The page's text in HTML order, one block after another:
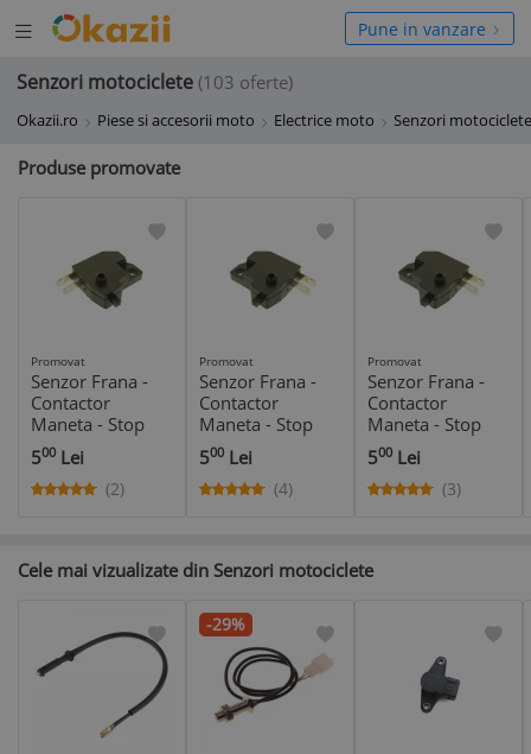
Deschide
meniul
Pune in vanzare
Senzori motociclete (103 oferte)
Okazii.ro Piese si accesorii moto Electrice moto Senzori motociclete
Produse promovate
Promovat
Senzor Frana -
Contactor
Maneta - Stop
Frana Moto
Scuter - Maneta
Stanga
500 Lei
(2)
Promovat
Senzor Frana -
Contactor
Maneta - Stop
Frana Moto -
Scuter - Maneta
Dreapta
500 Lei
(4)
Promovat
Senzor Frana -
Contactor
Maneta - Stop
Frana ATV -
Maneta Dreapta
500 Lei
(3)
Cele mai vizualizate din Senzori motociclete
-29%